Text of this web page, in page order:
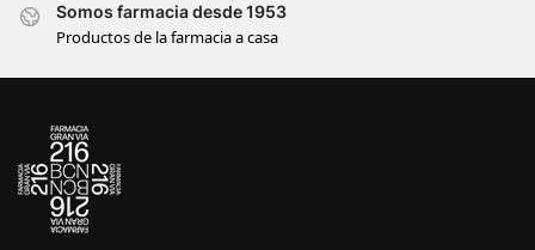
Somos farmacia desde 1953
Productos de la farmacia a casa